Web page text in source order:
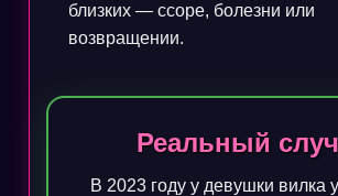
близких — ссоре, болезни или
возвращении.
Реальный
В 2023 году у девушки вилка